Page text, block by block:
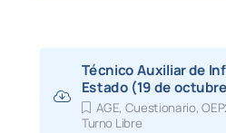
Técnico Auxiliar de
Estado (19 de
AGE, Cuestionario,
Turno Libre